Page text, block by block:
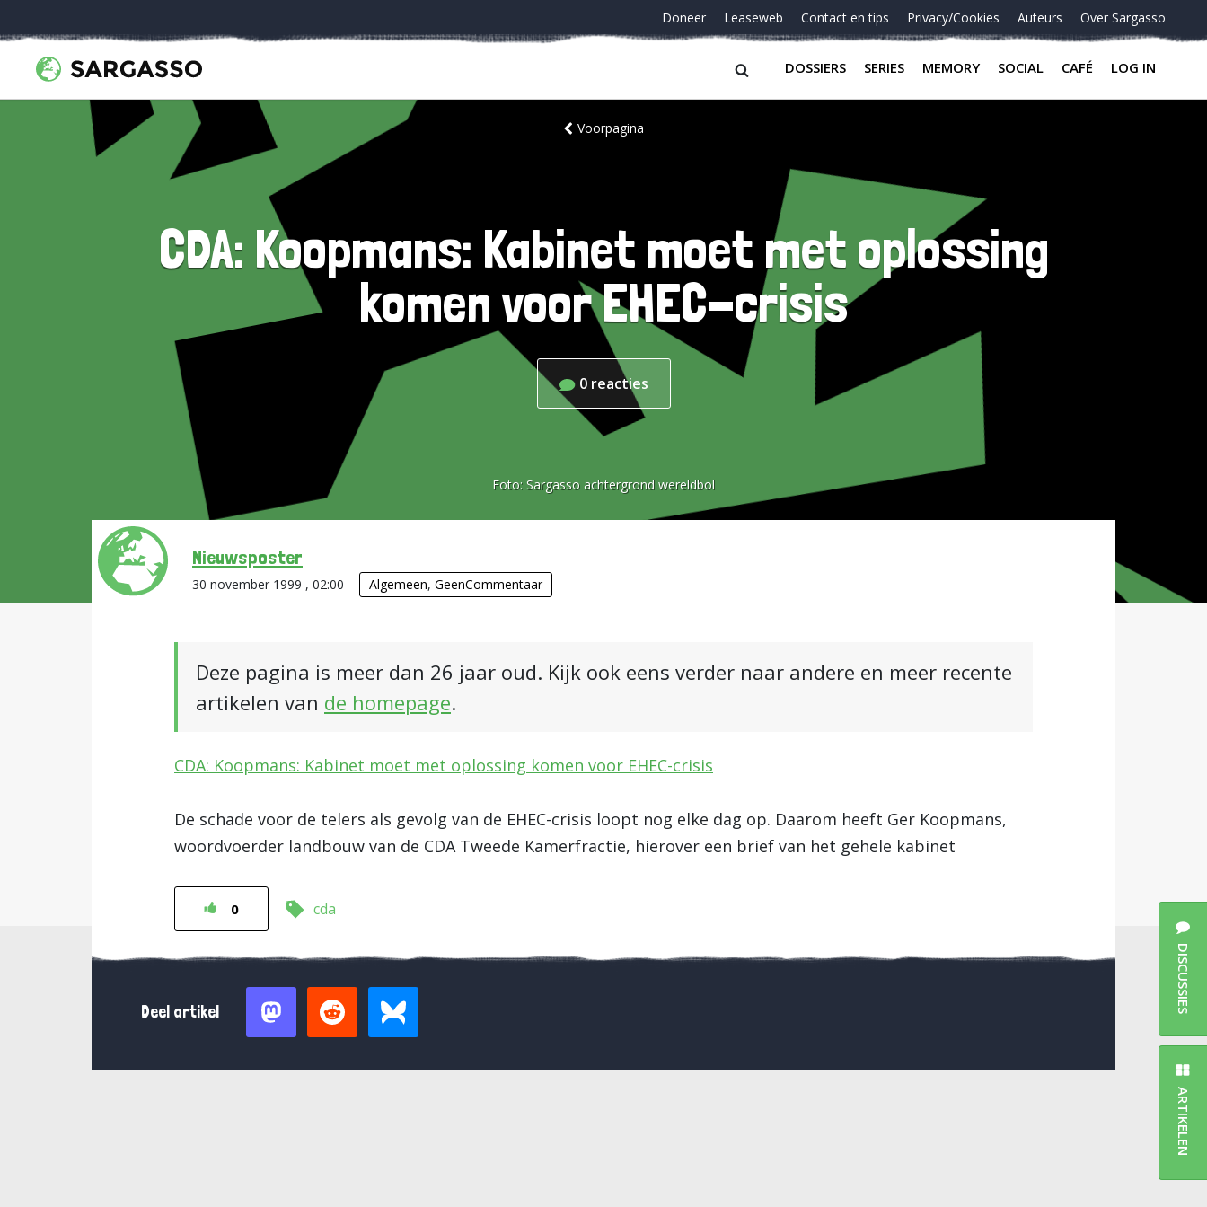
Doneer Leaseweb Contact en tips Privacy/Cookies Auteurs Over Sargasso
DOSSIERS SERIES MEMORY SOCIAL CAFÉ LOG IN
Voorpagina
CDA: Koopmans: Kabinet moet met oplossing
komen voor EHEC-crisis
0 reacties
Foto: Sargasso achtergrond wereldbol
Nieuwsposter
30 november 1999 , 02:00 Algemeen, GeenCommentaar
Deze pagina is meer dan 26 jaar oud. Kijk ook eens verder naar andere en meer recente
artikelen van de homepage.
CDA: Koopmans: Kabinet moet met oplossing komen voor EHEC-crisis
De schade voor de telers als gevolg van de EHEC-crisis loopt nog elke dag op. Daarom heeft Ger Koopmans,
woordvoerder landbouw van de CDA Tweede Kamerfractie, hierover een brief van het gehele kabinet
0 cda
Deel artikel DISCUSSIES
ARTIKELEN